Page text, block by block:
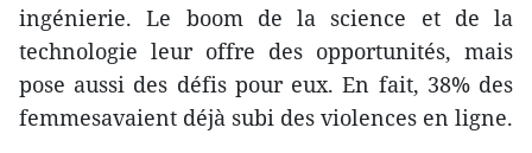
ingénierie. Le boom de la science et de la
technologie leur offre des opportunités, mais
pose aussi des défis pour eux. En fait, 38% des
femmesavaient déjà subi des violences en ligne.